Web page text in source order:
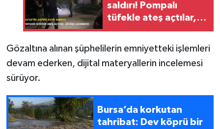
saldırı! Pompalı
tüfekle ateş açtılar,
10 kişi yaralandı
Gözaltına alınan şüphelilerin emniyetteki işlemleri
devam ederken, dijital materyallerin incelemesi
sürüyor.
Bursa’da korkutan
tahribat: Dev köprü bir